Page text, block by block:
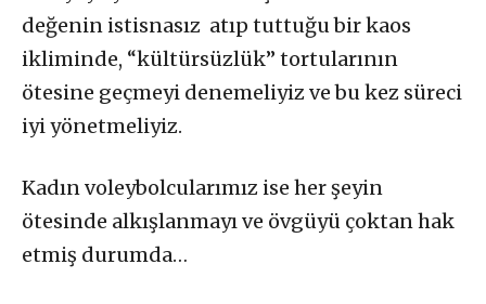
değenin istisnasız atıp tuttuğu bir kaos
ikliminde, “kültürsüzlük” tortularının
ötesine geçmeyi denemeliyiz ve bu kez süreci
iyi yönetmeliyiz.
Kadın voleybolcularımız ise her şeyin
ötesinde alkışlanmayı ve övgüyü çoktan hak
etmiş durumda…